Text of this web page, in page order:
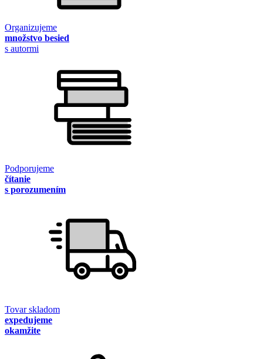
Organizujeme
množstvo besied
s autormi
Podporujeme
čítanie
s porozumením
Tovar skladom
expedujeme
okamžite